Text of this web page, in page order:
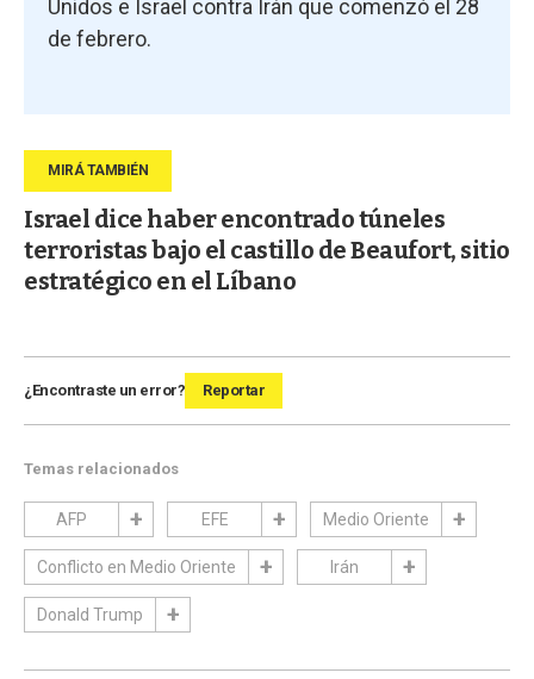
Unidos e Israel contra Irán que comenzó el 28
de febrero.
Israel dice haber encontrado túneles
terroristas bajo el castillo de Beaufort, sitio
estratégico en el Líbano
¿Encontraste un error? Reportar
Temas relacionados
AFP EFE Medio Oriente
Conflicto en Medio Oriente Irán
Donald Trump